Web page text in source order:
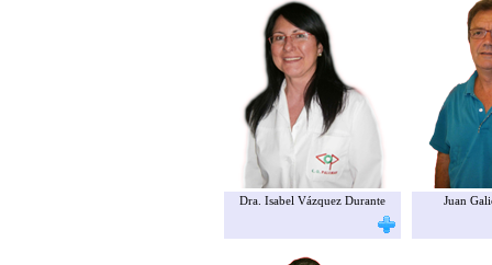
Dra. Isabel Vázquez Durante Juan